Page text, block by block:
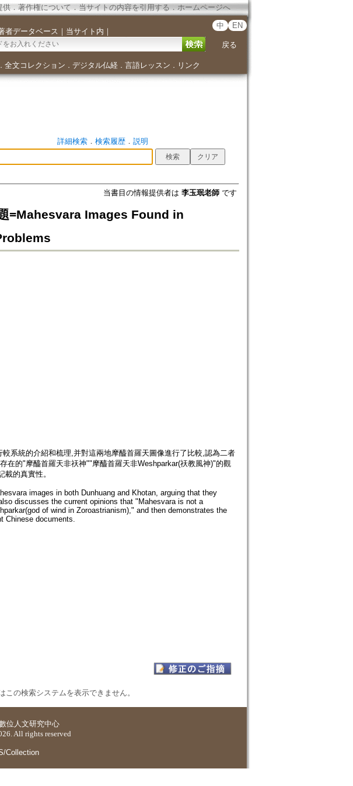
供． 著作権について．当サイトの内容を引用する ． ホームページへ
者データベース ｜ 当サイト内 ｜
中 EN
戻る
． 全文コレクション ． デジタル仏経． 言語レッスン ． リンク
詳細検索． 検索履歴． 説明
当書目の情報提供者は 李玉珉老師です
=Mahesvara Images Found in
系統的介紹和梳理,并對這兩地摩醯首羅天圖像進行了比較,認為二者
在的"摩醯首羅天非祆神""摩醯首羅天非Weshparkar(祆教風神)"的觀
的真實性。
images in both Dunhuang and Khotan, arguing that they
discusses the current opinions that "Mahesvara is not a
of wind in Zoroastrianism)," and then demonstrates the
Chinese documents.
の検索システムを表示できません。
位人文研究中心
All rights reserved
Collection